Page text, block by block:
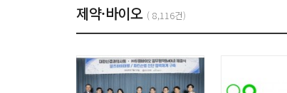
본
문
제약·바이오 목
록
( :8,116건)